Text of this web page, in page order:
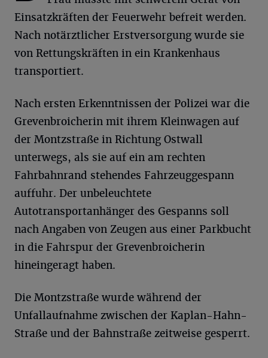
Einsatzkräften der Feuerwehr befreit werden.
Nach notärztlicher Erstversorgung wurde sie
von Rettungskräften in ein Krankenhaus
transportiert.
Nach ersten Erkenntnissen der Polizei war die
Grevenbroicherin mit ihrem Kleinwagen auf
der Montzstraße in Richtung Ostwall
unterwegs, als sie auf ein am rechten
Fahrbahnrand stehendes Fahrzeuggespann
auffuhr. Der unbeleuchtete
Autotransportanhänger des Gespanns soll
nach Angaben von Zeugen aus einer Parkbucht
in die Fahrspur der Grevenbroicherin
hineingeragt haben.
Die Montzstraße wurde während der
Unfallaufnahme zwischen der Kaplan-Hahn-
Straße und der Bahnstraße zeitweise gesperrt.